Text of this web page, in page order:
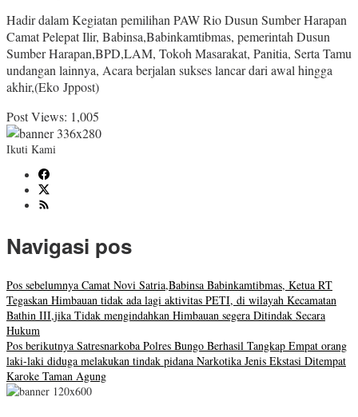
Hadir dalam Kegiatan pemilihan PAW Rio Dusun Sumber Harapan
Camat Pelepat Ilir, Babinsa,Babinkamtibmas, pemerintah Dusun
Sumber Harapan,BPD,LAM, Tokoh Masarakat, Panitia, Serta Tamu
undangan lainnya, Acara berjalan sukses lancar dari awal hingga
akhir,(Eko Jppost)
Post Views: 1,005
Ikuti Kami
Navigasi pos
Pos sebelumnya Camat Novi Satria,Babinsa Babinkamtibmas, Ketua RT
Tegaskan Himbauan tidak ada lagi aktivitas PETI, di wilayah Kecamatan
Bathin III,jika Tidak mengindahkan Himbauan segera Ditindak Secara
Hukum
Pos berikutnya Satresnarkoba Polres Bungo Berhasil Tangkap Empat orang
laki-laki diduga melakukan tindak pidana Narkotika Jenis Ekstasi Ditempat
Karoke Taman Agung